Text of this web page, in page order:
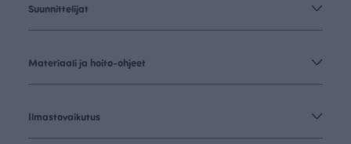
Suunnittelijat
Materiaali ja hoito-ohjeet
Ilmastovaikutus